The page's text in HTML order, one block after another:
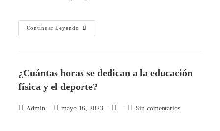
Continuar Leyendo
¿Cuántas horas se dedican a la educación
física y el deporte?
Admin mayo 16, 2023 Sin comentarios